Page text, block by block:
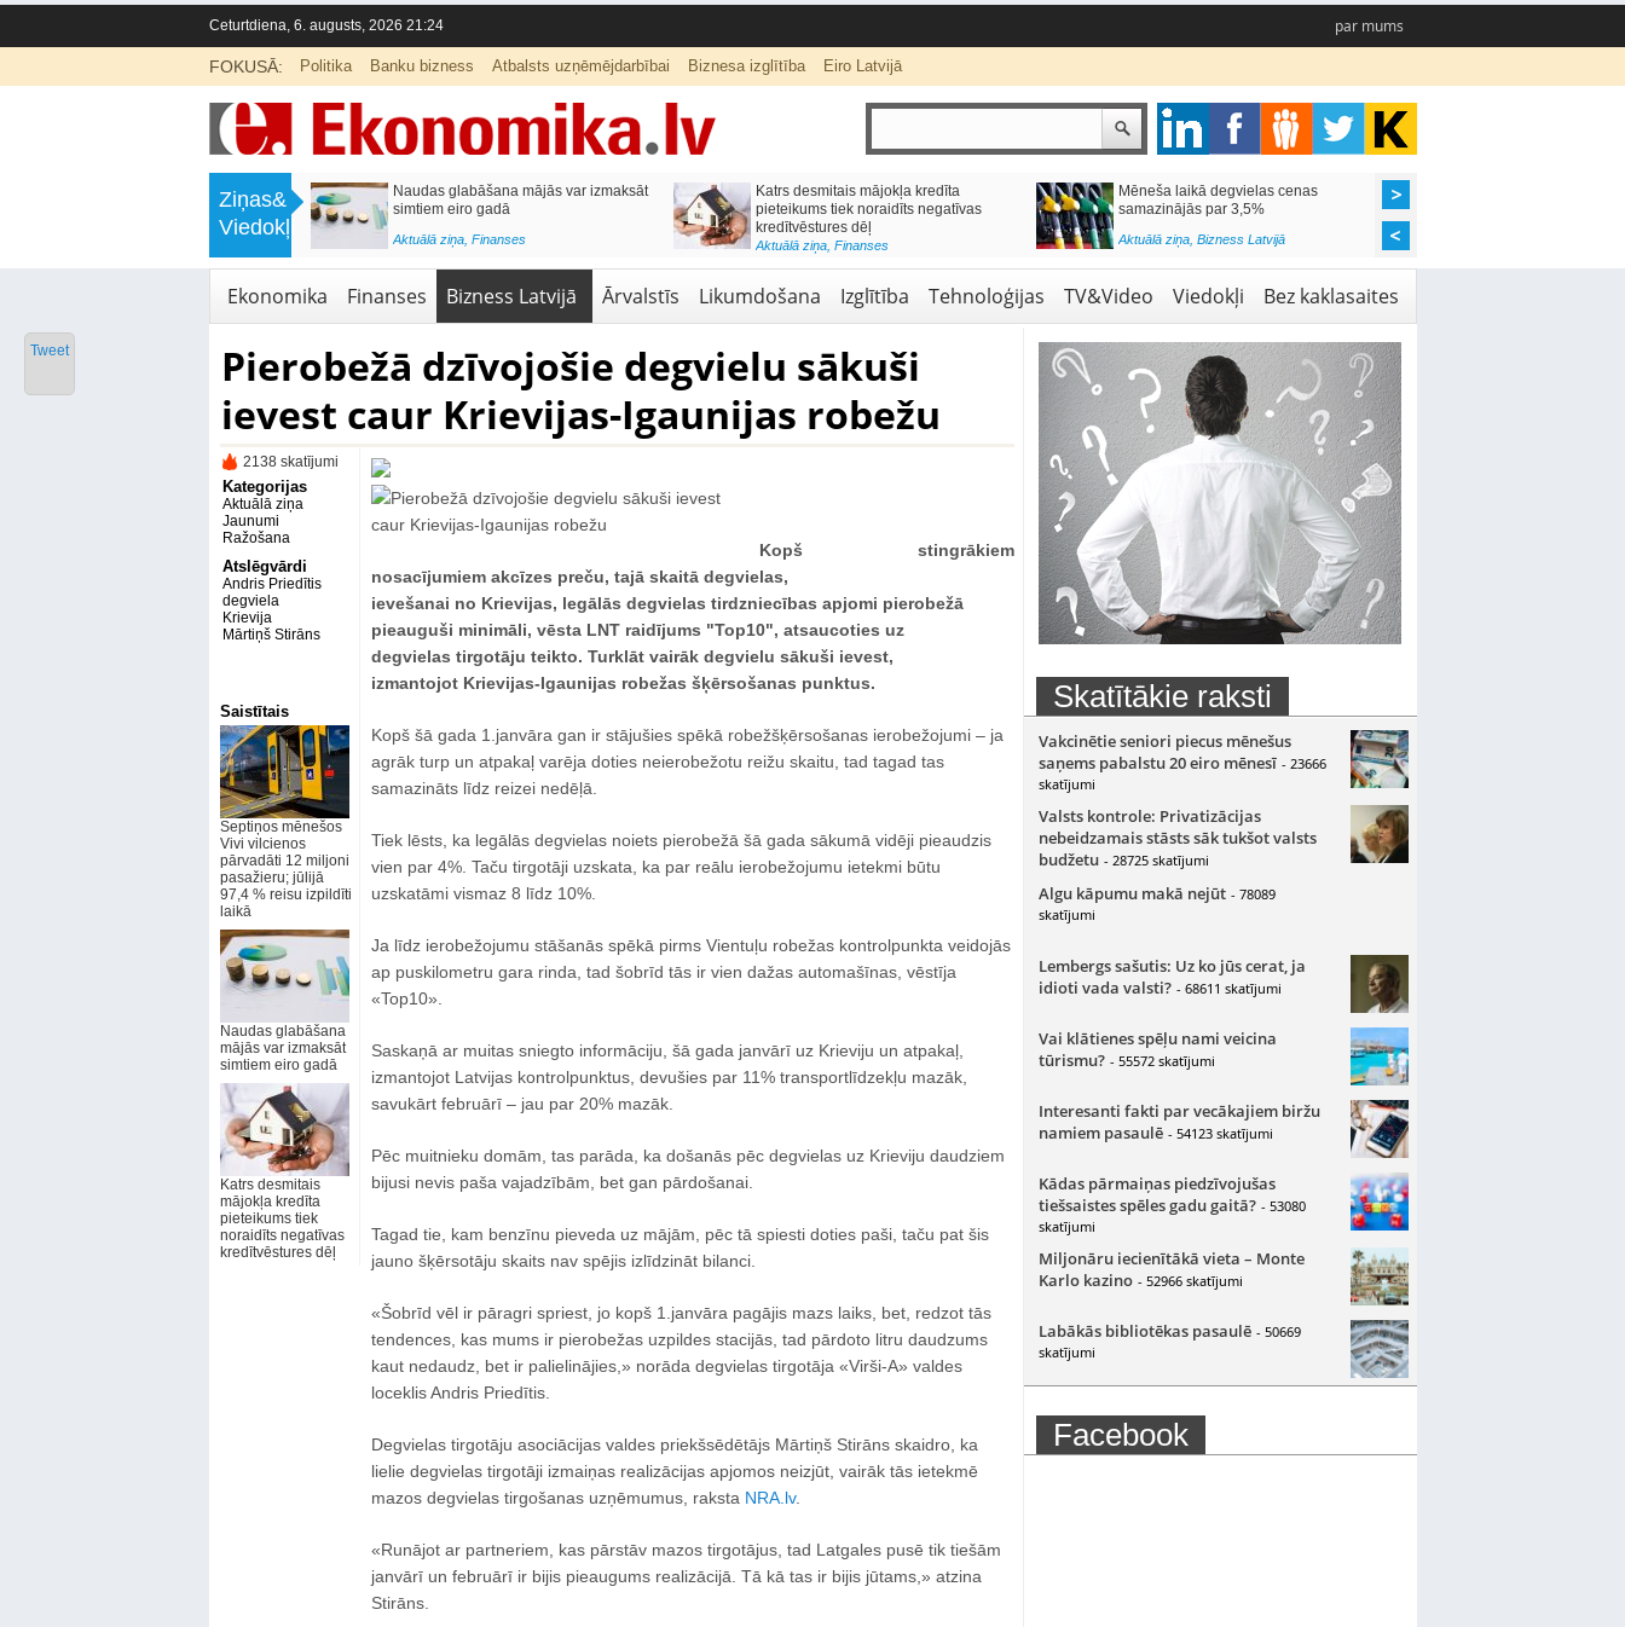
Ceturtdiena, 6. augusts, 2026 21:24 par mums
FOKUSĀ: Politika Banku bizness Atbalsts uzņēmējdarbībai Biznesa izglītība Eiro Latvijā
Ziņas&
Viedokļi
Septiņos mēnešos Vivi vilcienos
pārvadāti 12 miljoni pasažieru; jūlijā
Naudas glabāšana mājās var izmaksāt
simtiem eiro gadā
Aktuālā ziņa, Finanses
Katrs desmitais mājokļa kredīta
pieteikums tiek noraidīts negatīvas
kredītvēstures dēļ
Aktuālā ziņa, Finanses
Mēneša laikā degvielas cenas
samazinājās par 3,5%
Aktuālā ziņa, Bizness Latvijā
Ekonomika Finanses Bizness Latvijā Ārvalstīs Likumdošana Izglītība Tehnoloģijas TV&Video Viedokļi Bez kaklasaites
Pierobežā dzīvojošie degvielu sākuši
ievest caur Krievijas-Igaunijas robežu
2138 skatījumi
Kategorijas
Aktuālā ziņa
Jaunumi
Ražošana
Atslēgvārdi
Andris Priedītis
degviela
Krievija
Mārtiņš Stirāns
Saistītais
Septiņos mēnešos
Vivi vilcienos
pārvadāti 12 miljoni
pasažieru; jūlijā
97,4 % reisu izpildīti
laikā
Naudas glabāšana
mājās var izmaksāt
simtiem eiro gadā
Katrs desmitais
mājokļa kredīta
pieteikums tiek
noraidīts negatīvas
kredītvēstures dēļ
Kopš stingrākiem
nosacījumiem akcīzes preču, tajā skaitā degvielas,
ievešanai no Krievijas, legālās degvielas tirdzniecības apjomi pierobežā
pieauguši minimāli, vēsta LNT raidījums "Top10", atsaucoties uz
degvielas tirgotāju teikto. Turklāt vairāk degvielu sākuši ievest,
izmantojot Krievijas-Igaunijas robežas šķērsošanas punktus.
Kopš šā gada 1.janvāra gan ir stājušies spēkā robežšķērsošanas ierobežojumi – ja
agrāk turp un atpakaļ varēja doties neierobežotu reižu skaitu, tad tagad tas
samazināts līdz reizei nedēļā.
Tiek lēsts, ka legālās degvielas noiets pierobežā šā gada sākumā vidēji pieaudzis
vien par 4%. Taču tirgotāji uzskata, ka par reālu ierobežojumu ietekmi būtu
uzskatāmi vismaz 8 līdz 10%.
Ja līdz ierobežojumu stāšanās spēkā pirms Vientuļu robežas kontrolpunkta veidojās
ap puskilometru gara rinda, tad šobrīd tās ir vien dažas automašīnas, vēstīja
«Top10».
Saskaņā ar muitas sniegto informāciju, šā gada janvārī uz Krieviju un atpakaļ,
izmantojot Latvijas kontrolpunktus, devušies par 11% transportlīdzekļu mazāk,
savukārt februārī – jau par 20% mazāk.
Pēc muitnieku domām, tas parāda, ka došanās pēc degvielas uz Krieviju daudziem
bijusi nevis paša vajadzībām, bet gan pārdošanai.
Tagad tie, kam benzīnu pieveda uz mājām, pēc tā spiesti doties paši, taču pat šis
jauno šķērsotāju skaits nav spējis izlīdzināt bilanci.
«Šobrīd vēl ir pāragri spriest, jo kopš 1.janvāra pagājis mazs laiks, bet, redzot tās
tendences, kas mums ir pierobežas uzpildes stacijās, tad pārdoto litru daudzums
kaut nedaudz, bet ir palielinājies,» norāda degvielas tirgotāja «Virši-A» valdes
loceklis Andris Priedītis.
Degvielas tirgotāju asociācijas valdes priekšsēdētājs Mārtiņš Stirāns skaidro, ka
lielie degvielas tirgotāji izmaiņas realizācijas apjomos neizjūt, vairāk tās ietekmē
mazos degvielas tirgošanas uzņēmumus, raksta NRA.lv.
«Runājot ar partneriem, kas pārstāv mazos tirgotājus, tad Latgales pusē tik tiešām
janvārī un februārī ir bijis pieaugums realizācijā. Tā kā tas ir bijis jūtams,» atzina
Stirāns.
Skatītākie raksti
Vakcinētie seniori piecus mēnešus
saņems pabalstu 20 eiro mēnesī - 23666
skatījumi
Valsts kontrole: Privatizācijas
nebeidzamais stāsts sāk tukšot valsts
budžetu - 28725 skatījumi
Algu kāpumu makā nejūt - 78089
skatījumi
Lembergs sašutis: Uz ko jūs cerat, ja
idioti vada valsti? - 68611 skatījumi
Vai klātienes spēļu nami veicina
tūrismu? - 55572 skatījumi
Interesanti fakti par vecākajiem biržu
namiem pasaulē - 54123 skatījumi
Kādas pārmaiņas piedzīvojušas
tiešsaistes spēles gadu gaitā? - 53080
skatījumi
Miljonāru iecienītākā vieta – Monte
Karlo kazino - 52966 skatījumi
Labākās bibliotēkas pasaulē - 50669
skatījumi
Facebook
Tweet